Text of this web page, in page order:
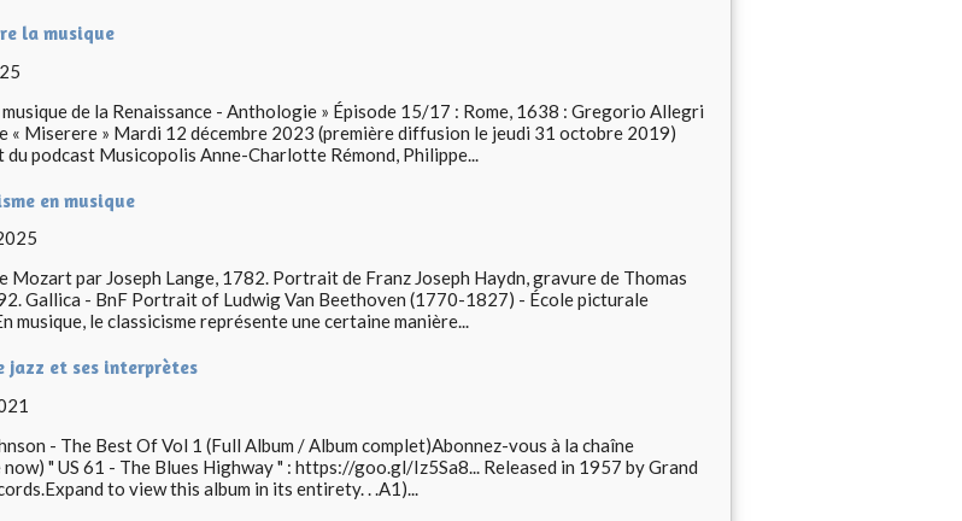
la musique
musique de la Renaissance - Anthologie » Épisode 15/17 : Rome, 1638 : Gregorio Allegri
« Miserere » Mardi 12 décembre 2023 (première diffusion le jeudi 31 octobre 2019)
du podcast Musicopolis Anne-Charlotte Rémond, Philippe...
en musique
Mozart par Joseph Lange, 1782. Portrait de Franz Joseph Haydn, gravure de Thomas
Gallica - BnF Portrait of Ludwig Van Beethoven (1770-1827) - École picturale
musique, le classicisme représente une certaine manière...
jazz et ses interprètes
- The Best Of Vol 1 (Full Album / Album complet)Abonnez-vous à la chaîne
now) " US 61 - The Blues Highway " : https://goo.gl/Iz5Sa8... Released in 1957 by Grand
to view this album in its entirety. . .A1)...